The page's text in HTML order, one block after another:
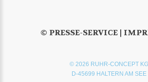
© PRESSE-SERVICE |
© 2026 RUHR-CONCEPT KG
D-45699 HALTERN AM SEE